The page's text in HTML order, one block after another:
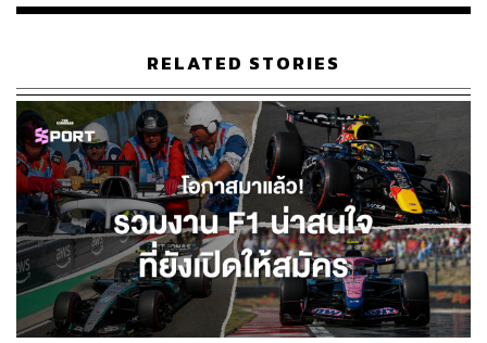
ABOUT THE AUTHOR
THE STANDARD TEAM
กองบรรณาธิการ THE STANDARD
RELATED STORIES